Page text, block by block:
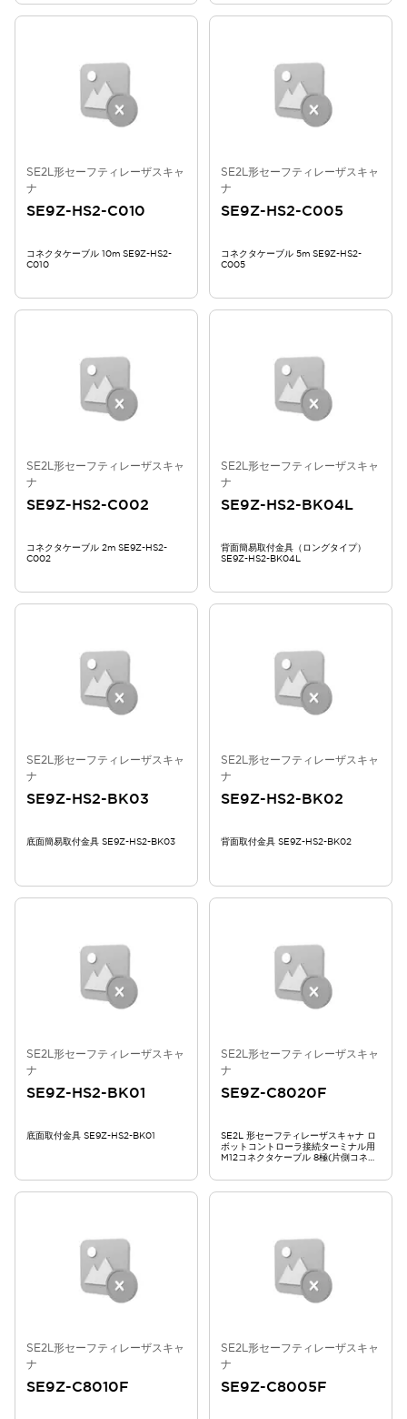
SE2L形セーフティレーザスキャ
ナ
SE9Z-HS2-C010
コネクタケーブル 10m SE9Z-HS2-
C010
SE2L形セーフティレーザスキャ
ナ
SE9Z-HS2-C005
コネクタケーブル 5m SE9Z-HS2-
C005
SE2L形セーフティレーザスキャ
ナ
SE9Z-HS2-C002
コネクタケーブル 2m SE9Z-HS2-
C002
SE2L形セーフティレーザスキャ
ナ
SE9Z-HS2-BK04L
背面簡易取付金具（ロングタイプ）
SE9Z-HS2-BK04L
SE2L形セーフティレーザスキャ
ナ
SE9Z-HS2-BK03
底面簡易取付金具 SE9Z-HS2-BK03
SE2L形セーフティレーザスキャ
ナ
SE9Z-HS2-BK02
背面取付金具 SE9Z-HS2-BK02
SE2L形セーフティレーザスキャ
ナ
SE9Z-HS2-BK01
底面取付金具 SE9Z-HS2-BK01
SE2L形セーフティレーザスキャ
ナ
SE9Z-C8020F
SE2L 形セーフティレーザスキャナ ロ
ボットコントローラ接続ターミナル用
M12コネクタケーブル 8極(片側コネク
SE2L形セーフティレーザスキャ
ナ
SE9Z-C8010F
SE2L形セーフティレーザスキャ
ナ
SE9Z-C8005F